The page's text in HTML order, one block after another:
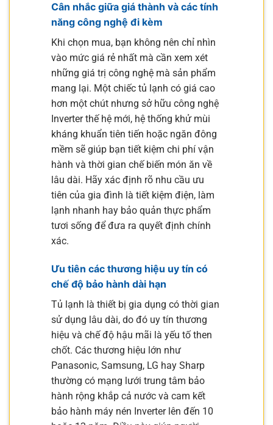
Cân nhắc giữa giá thành và các tính
năng công nghệ đi kèm
Khi chọn mua, bạn không nên chỉ nhìn
vào mức giá rẻ nhất mà cần xem xét
những giá trị công nghệ mà sản phẩm
mang lại. Một chiếc tủ lạnh có giá cao
hơn một chút nhưng sở hữu công nghệ
Inverter thế hệ mới, hệ thống khử mùi
kháng khuẩn tiên tiến hoặc ngăn đông
mềm sẽ giúp bạn tiết kiệm chi phí vận
hành và thời gian chế biến món ăn về
lâu dài. Hãy xác định rõ nhu cầu ưu
tiên của gia đình là tiết kiệm điện, làm
lạnh nhanh hay bảo quản thực phẩm
tươi sống để đưa ra quyết định chính
xác.
Ưu tiên các thương hiệu uy tín có
chế độ bảo hành dài hạn
Tủ lạnh là thiết bị gia dụng có thời gian
sử dụng lâu dài, do đó uy tín thương
hiệu và chế độ hậu mãi là yếu tố then
chốt. Các thương hiệu lớn như
Panasonic, Samsung, LG hay Sharp
thường có mạng lưới trung tâm bảo
hành rộng khắp cả nước và cam kết
bảo hành máy nén Inverter lên đến 10